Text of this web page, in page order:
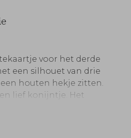
voor het derde
een silhouet van drie
houten hekje zitten.
lief konijntje. Het
verbondenheid en de
naar eigen wens